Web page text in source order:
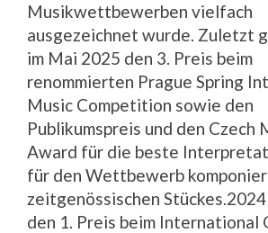
Musikwettbewerben vielfach
ausgezeichnet wurde. Zuletzt
im Mai 2025 den 3. Preis beim
renommierten Prague Spring
Music Competition sowie den
Publikumspreis und den Czech
Award für die beste
für den Wettbewerb
zeitgenössischen
den 1. Preis beim International